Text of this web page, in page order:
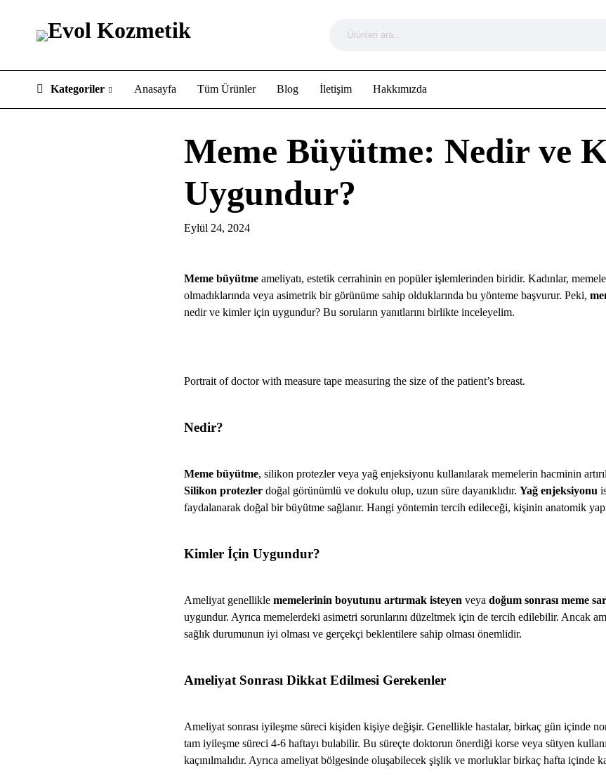
Kategoriler Anasayfa Tüm Ürünler Blog İletişim Hakkımızda
Meme Büyütme: Nedir ve
Uygundur?
Eylül 24, 2024
Meme büyütme ameliyatı, estetik cerrahinin en popüler işlemlerinden biridir. Kadınlar,
olmadıklarında veya asimetrik bir görünüme sahip olduklarında bu yönteme başvurur. Peki,
nedir ve kimler için uygundur? Bu soruların yanıtlarını birlikte inceleyelim.
Portrait of doctor with measure tape measuring the size of the patient’s breast.
Nedir?
Meme büyütme, silikon protezler veya yağ enjeksiyonu kullanılarak memelerin hacminin
Silikon protezler doğal görünümlü ve dokulu olup, uzun süre dayanıklıdır. Yağ enjeksiyonu
faydalanarak doğal bir büyütme sağlanır. Hangi yöntemin tercih edileceği, kişinin anatomik
Kimler İçin Uygundur?
Ameliyat genellikle memelerinin boyutunu artırmak isteyen veya doğum sonrası meme
uygundur. Ayrıca memelerdeki asimetri sorunlarını düzeltmek için de tercih edilebilir. Ancak
sağlık durumunun iyi olması ve gerçekçi beklentilere sahip olması önemlidir.
Ameliyat Sonrası Dikkat Edilmesi Gerekenler
Ameliyat sonrası iyileşme süreci kişiden kişiye değişir. Genellikle hastalar, birkaç gün içinde
tam iyileşme süreci 4-6 haftayı bulabilir. Bu süreçte doktorun önerdiği korse veya sütyen
kaçınılmalıdır. Ayrıca ameliyat bölgesinde oluşabilecek şişlik ve morluklar birkaç hafta içinde